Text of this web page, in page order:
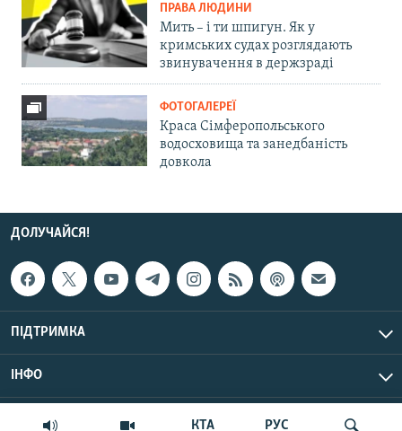
КТА РУС
ПРАВА ЛЮДИНИ
Мить – і ти шпигун. Як у
кримських судах розглядають
звинувачення в держзраді
ФОТОГАЛЕРЕЇ
Краса Сімферопольського
водосховища та занедбаність
довкола
ДОЛУЧАЙСЯ!
ПІДТРИМКА
ІНФО
© Крим.Реалії, 2026 | Усі права застережено.